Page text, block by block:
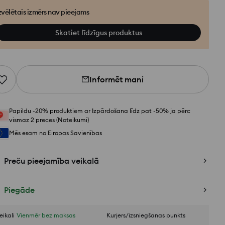
izmērs nav pieejams
Skatiet līdzīgus produktus
Informēt mani
Papildu -20% produktiem ar Izpārdošana līdz pat -50% ja pērc
vismaz 2 preces (Noteikumi)
Mēs esam no Eiropas Savienības
Preču pieejamība veikalā
Piegāde
Vienmēr bez maksas
Kurjers/izsniegšanas punkts